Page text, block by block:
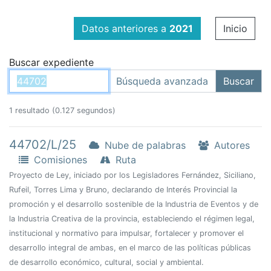
Datos anteriores a 2021 Inicio
Buscar expediente
1 resultado (0.127 segundos)
44702/L/25 Nube de palabras
Autores
Comisiones
Ruta
Proyecto de Ley, iniciado por los Legisladores Fernández, Siciliano,
Rufeil, Torres Lima y Bruno, declarando de Interés Provincial la
promoción y el desarrollo sostenible de la Industria de Eventos y de
la Industria Creativa de la provincia, estableciendo el régimen legal,
institucional y normativo para impulsar, fortalecer y promover el
desarrollo integral de ambas, en el marco de las políticas públicas
de desarrollo económico, cultural, social y ambiental.